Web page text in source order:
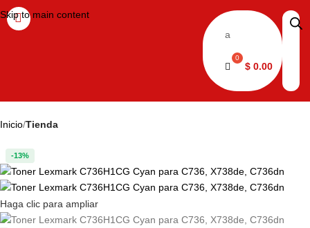
Skip to main content
a
$ 0.00
Inicio Tienda
-13%
Haga clic para ampliar